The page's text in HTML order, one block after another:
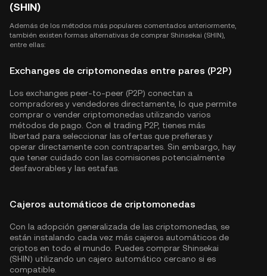
(SHIN)
Además de los métodos más populares comentados anteriormente,
también existen formas alternativas de comprar Shinsekai (SHIN),
entre ellas:
Exchanges de criptomonedas entre pares (P2P)
Los exchanges peer-to-peer (P2P) conectan a
compradores y vendedores directamente, lo que permite
comprar o vender criptomonedas utilizando varios
métodos de pago. Con el trading P2P, tienes más
libertad para seleccionar las ofertas que prefieras y
operar directamente con contrapartes. Sin embargo, hay
que tener cuidado con las comisiones potencialmente
desfavorables y las estafas.
Cajeros automáticos de criptomonedas
Con la adopción generalizada de las criptomonedas, se
están instalando cada vez más cajeros automáticos de
criptos en todo el mundo. Puedes comprar Shinsekai
(SHIN) utilizando un cajero automático cercano si es
compatible.